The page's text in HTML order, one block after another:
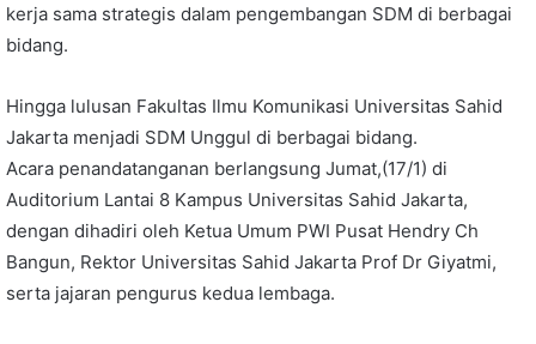
kerja sama strategis dalam pengembangan SDM di berbagai
bidang.
Hingga lulusan Fakultas Ilmu Komunikasi Universitas Sahid
Jakarta menjadi SDM Unggul di berbagai bidang.
Acara penandatanganan berlangsung Jumat,(17/1) di
Auditorium Lantai 8 Kampus Universitas Sahid Jakarta,
dengan dihadiri oleh Ketua Umum PWI Pusat Hendry Ch
Bangun, Rektor Universitas Sahid Jakarta Prof Dr Giyatmi,
serta jajaran pengurus kedua lembaga.